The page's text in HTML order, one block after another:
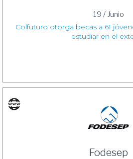
19 / Junio
Colfuturo otorga becas a 61
estudiar en el
Fodesep